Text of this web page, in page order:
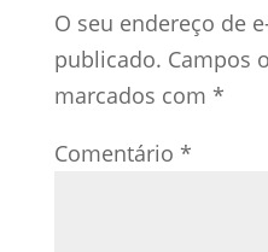
O seu endereço de
publicado. Campos
marcados com *
Comentário *